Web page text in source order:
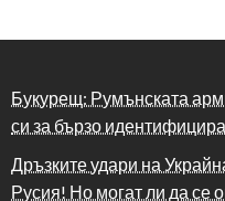
Букурещ: Румънската
си за бързо
Дръзките удари на
Русия! Но могат ли да се